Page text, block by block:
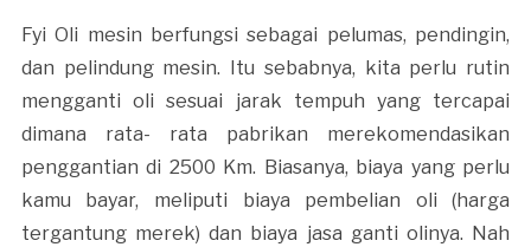
Fyi Oli mesin berfungsi sebagai pelumas, pendingin,
dan pelindung mesin. Itu sebabnya, kita perlu rutin
mengganti oli sesuai jarak tempuh yang tercapai
dimana rata- rata pabrikan merekomendasikan
penggantian di 2500 Km. Biasanya, biaya yang perlu
kamu bayar, meliputi biaya pembelian oli (harga
tergantung merek) dan biaya jasa ganti olinya. Nah